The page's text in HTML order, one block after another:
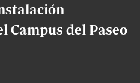
Campus del Paseo